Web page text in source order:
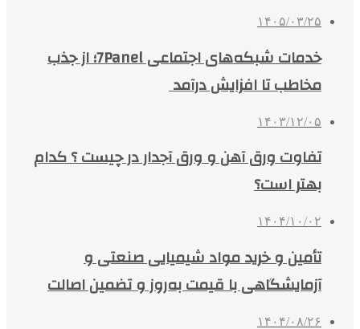
۱۴۰۵/۰۳/۲۵
خدمات شبکه‌های اجتماعی 7Panel؛ از جذب
مخاطب تا افزایش درآمد
۱۴۰۳/۱۲/۰۵
تفاوت ورق آهن و ورق آجدار در چیست ؟ کدام
بهتر است؟
۱۴۰۴/۱۰/۰۲
تأمین و خرید مواد شیمیایی صنعتی و
آزمایشگاهی با قیمت به‌روز و تضمین اصالت
۱۴۰۴/۰۸/۲۶